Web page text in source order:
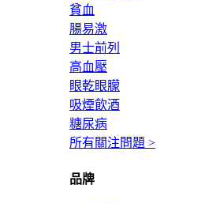
貧血
腸易激
男士前列
高血壓
眼乾眼朦
吸煙飲酒
糖尿病
所有關注問題 >
品牌